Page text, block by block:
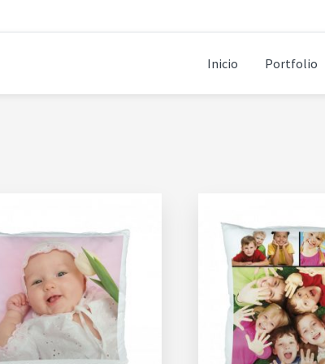
Inicio Portfolio